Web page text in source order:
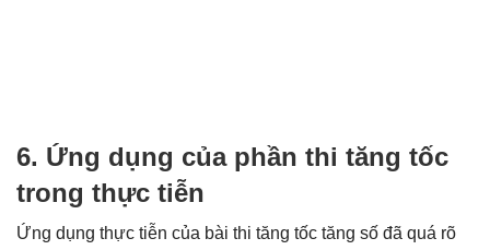
6. Ứng dụng của phần thi tăng tốc
trong thực tiễn
Ứng dụng thực tiễn của bài thi tăng tốc tăng số đã quá rõ